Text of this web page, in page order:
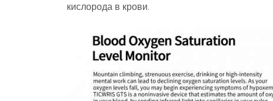
кислорода в крови.